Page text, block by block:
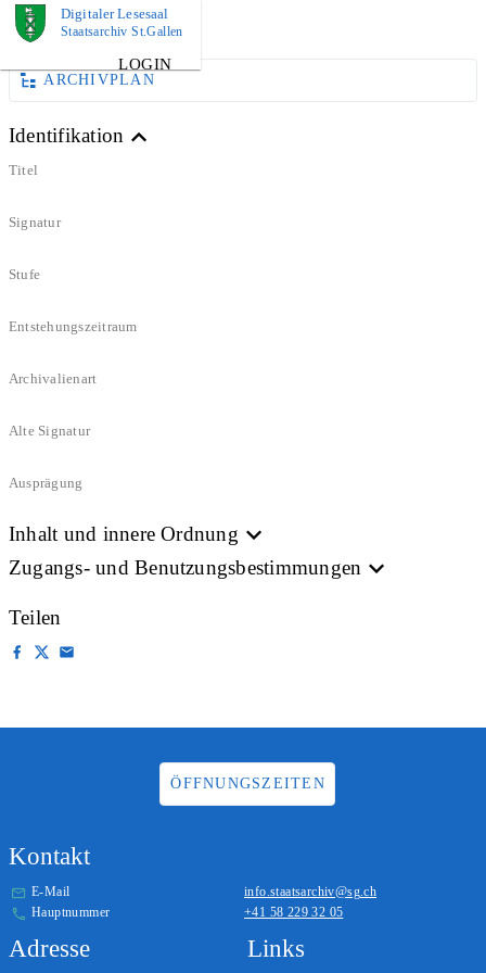
Digitaler Lesesaal
Staatsarchiv St.Gallen
LOGIN
DOKUMENT
ARCHIVPLAN
Identifikation
Titel
Signatur
Stufe
Entstehungszeitraum
Archivalienart
Alte Signatur
Ausprägung
Inhalt und innere Ordnung
Zugangs- und Benutzungsbestimmungen
Teilen
ÖFFNUNGSZEITEN
Kontakt
E-Mail
info.staatsarchiv@sg.ch
Hauptnummer
+41 58 229 32 05
Adresse Links